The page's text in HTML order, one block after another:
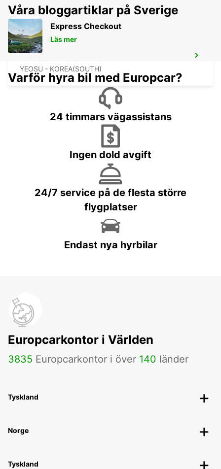
YEOSU - KOREA(SOUTH)
Våra bloggartiklar på Sverige
Express Checkout
Läs mer
Varför hyra bil med Europcar?
24 timmars vägassistans
Ingen dold avgift
24/7 service på de flesta större
flygplatser
Endast nya hyrbilar
Europcarkontor i Världen
3835 Europcarkontor i över 140 länder
Tyskland
Norge
Tyskland